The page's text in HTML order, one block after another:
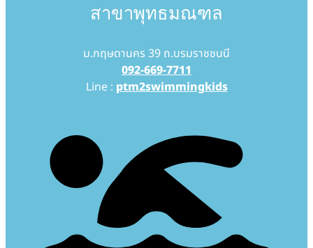
สาขาพุทธมณฑล
ม.กฤษดานคร 39 ถ.บรมราชชนนี
092-669-7711
Line : ptm2swimmingkids